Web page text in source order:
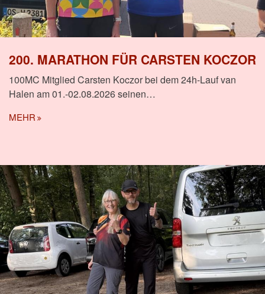
200. MARATHON FÜR CARSTEN KOCZOR
100MC Mitglied Carsten Koczor bei dem 24h-Lauf van
Halen am 01.-02.08.2026 seinen…
MEHR